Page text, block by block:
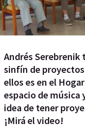
Andrés Serebrenik
sinfín de
ellos es en el
espacio de
idea de tener
¡Mirá el video!